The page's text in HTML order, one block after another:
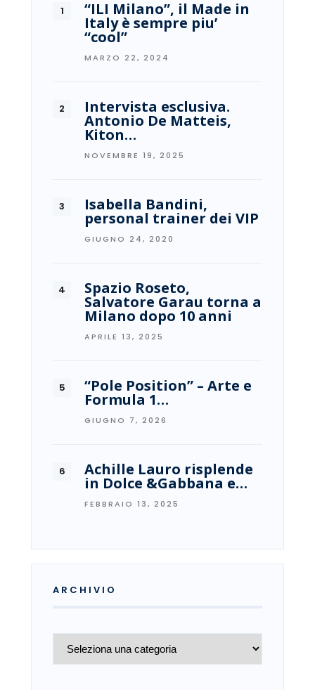
“ILI Milano”, il Made in
Italy è sempre piu’
“cool”
MARZO 22, 2024
Intervista esclusiva.
Antonio De Matteis,
Kiton…
NOVEMBRE 19, 2025
Isabella Bandini,
personal trainer dei VIP
GIUGNO 24, 2020
Spazio Roseto,
Salvatore Garau torna a
Milano dopo 10 anni
APRILE 13, 2025
“Pole Position” – Arte e
Formula 1…
GIUGNO 7, 2026
Achille Lauro risplende
in Dolce &Gabbana e…
FEBBRAIO 13, 2025
ARCHIVIO
Archivio